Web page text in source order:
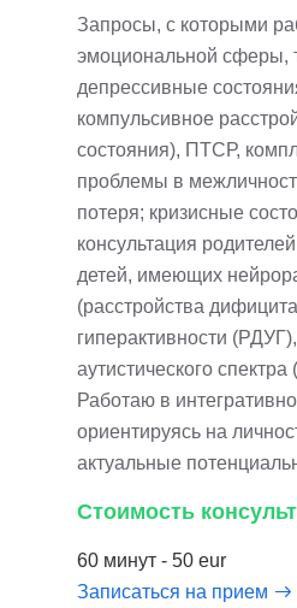
Запросы, с которыми
эмоциональной сферы,
депрессивные
компульсивное
состояния), ПТСР,
проблемы в
потеря; кризисные
консультация
детей, имеющих
(расстройства
гиперактивности
аутистического
Работаю в
ориентируясь на
актуальные
Стоимость
60 минут - 50 eur
Записаться на прием